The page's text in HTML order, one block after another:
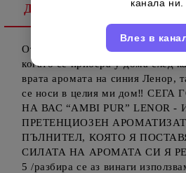
Детайлно описание
От както открих този
когато се прибера у дома след
врата аромата на синия Ленор,
се носи в целия ми дом‼️
НА ВАС “AMBI PUR” LENOR
ПРЕТЕНЦИОЗЕН
ПЪЛНИТЕЛ, КОЯТО Я
СИЛАТА НА АРОМАТА СИ Я
5 /разбира се аз винаги
канала ни.
Влез в